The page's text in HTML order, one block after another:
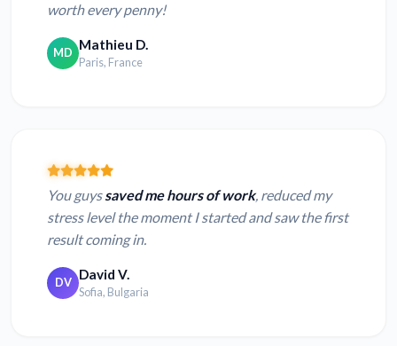
worth every penny!
MD Mathieu D.
Paris, France
You guyssaved me hours of work, reduced my
stress level the moment I started and saw the first
result coming in.
DV David V.
Sofia, Bulgaria